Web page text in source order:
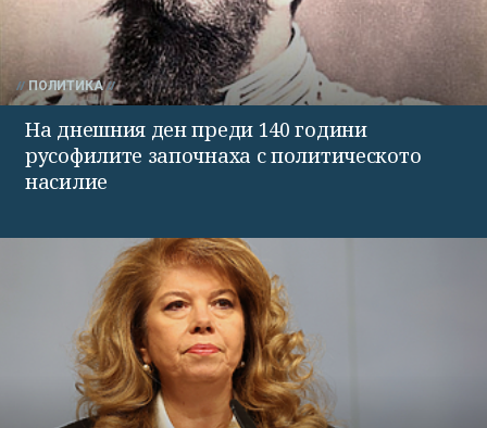
ПОЛИТИКА
На днешния ден преди 140 години
русофилите започнаха с политическото
насилие